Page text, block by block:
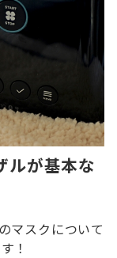
ルが基本な
マスクについて
！